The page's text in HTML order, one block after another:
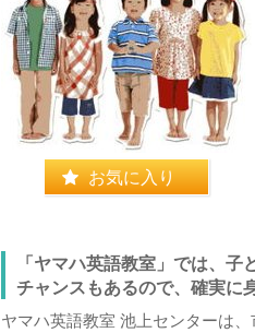
お気に入り
「ヤマハ英語教室」では、
チャンスもあるので、確実に
ヤマハ英語教室 池上センターは